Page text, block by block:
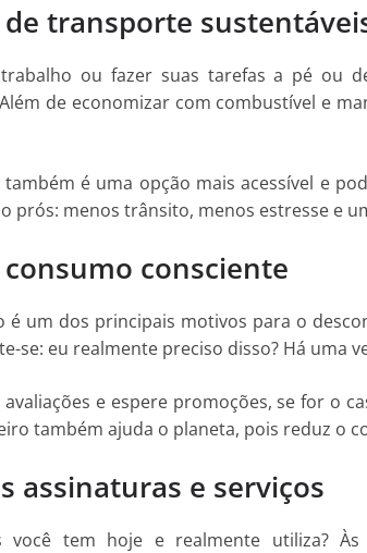
de transporte
ou fazer suas tarefas a pé ou
de economizar com combustível e
é uma opção mais acessível e
prós: menos trânsito, menos estresse e
consciente
é um dos principais motivos para o
se: eu realmente preciso disso? Há uma
e espere promoções, se for o
também ajuda o planeta, pois reduz o
assinaturas e serviços
você tem hoje e realmente utiliza? Às